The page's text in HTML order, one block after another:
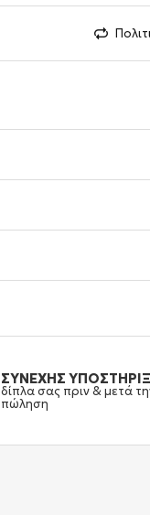
ΣΥΝΕΧΗΣ
δίπλα σας πριν & μετά
πώληση